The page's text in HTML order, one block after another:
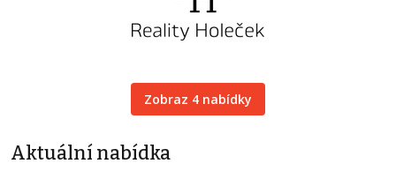
Zobraz 4 nabídky
Aktuální nabídka